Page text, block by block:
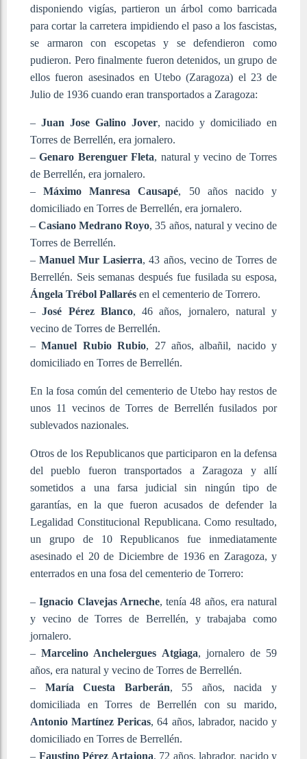
disponiendo vigías, partieron un árbol como barricada
para cortar la carretera impidiendo el paso a los fascistas,
se armaron con escopetas y se defendieron como
pudieron. Pero finalmente fueron detenidos, un grupo de
ellos fueron asesinados en Utebo (Zaragoza) el 23 de
Julio de 1936 cuando eran transportados a Zaragoza:
– Juan Jose Galino Jover, nacido y domiciliado en
Torres de Berrellén, era jornalero.
–Genaro Berenguer Fleta, natural y vecino de Torres
de Berrellén, era jornalero.
–Máximo Manresa Causapé, 50 años nacido y
domiciliado en Torres de Berrellén, era jornalero.
–Casiano Medrano Royo, 35 años, natural y vecino de
Torres de Berrellén.
–Manuel Mur Lasierra, 43 años, vecino de Torres de
Berrellén. Seis semanas después fue fusilada su esposa,
Ángela Trébol Pallarés en el cementerio de Torrero.
–José Pérez Blanco, 46 años, jornalero, natural y
vecino de Torres de Berrellén.
–Manuel Rubio Rubio, 27 años, albañil, nacido y
domiciliado en Torres de Berrellén.
En la fosa común del cementerio de Utebo hay restos de
unos 11 vecinos de Torres de Berrellén fusilados por
sublevados nazionales.
Otros de los Republicanos que participaron en la defensa
del pueblo fueron transportados a Zaragoza y allí
sometidos a una farsa judicial sin ningún tipo de
garantías, en la que fueron acusados de defender la
Legalidad Constitucional Republicana. Como resultado,
un grupo de 10 Republicanos fue inmediatamente
asesinado el 20 de Diciembre de 1936 en Zaragoza, y
enterrados en una fosa del cementerio de Torrero:
–Ignacio Clavejas Arneche, tenía 48 años, era natural
y vecino de Torres de Berrellén, y trabajaba como
jornalero.
–Marcelino Anchelergues Atgiaga, jornalero de 59
años, era natural y vecino de Torres de Berrellén.
– María Cuesta Barberán, 55 años, nacida y
domiciliada en Torres de Berrellén con su marido,
Antonio Martínez Pericas, 64 años, labrador, nacido y
domiciliado en Torres de Berrellén.
– Faustino Pérez Artajona, 72 años, labrador, nacido y